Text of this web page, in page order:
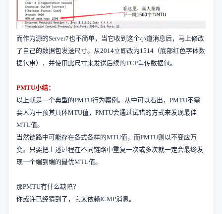
而作为源的Server7也不简单，当它收到这个小道消息后，马上修改
了自己的数据包发送尺寸。从2014立即改为1514 （底部红色字体数
据包串），并使用此尺寸来发送后续的TCP重传数据包。
PMTU小结：
以上就是一个典型的PMTU行为案例。从中可以看出， PMTU不需
要人为干预其具体MTU值， PMTU会通过试错的方式来发现最佳
MTU值。
当然链路中可能存在各式各样的MTU值，而PMTU则以不变应万
变。只要把上述过程在不同链路中重复一次或多次就一定会最终发
现一个端到端的最优MTU值。
那PMTU有什么缺陷？
你或许已经猜到了，它太依赖ICMP消息。